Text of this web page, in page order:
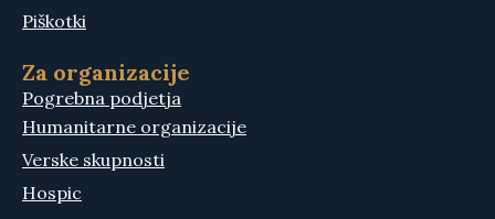
Piškotki
Za organizacije
Pogrebna podjetja
Humanitarne organizacije
Verske skupnosti
Hospic